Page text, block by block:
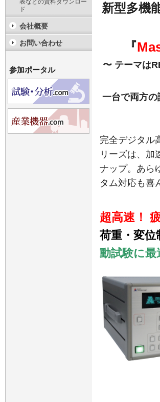
新型多機
『
〜 テーマは
一台で両方
完全デジタル
リーズは、加
ナップ。あら
タム対応も喜
超高速！
荷重・変
動試験に最
表などの資料ダウンロー
ド
会社概要
お問い合わせ
参加ポータル